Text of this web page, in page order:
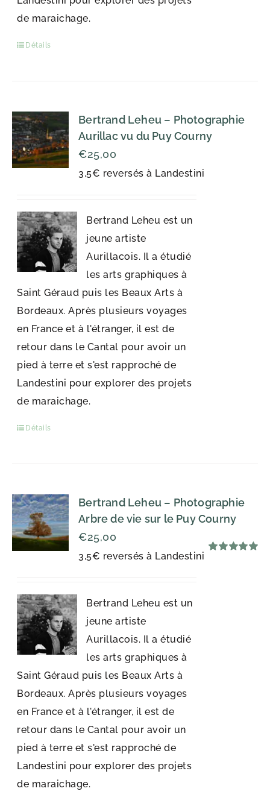
de maraichage.
Détails
Bertrand Leheu – Photographie
Aurillac vu du Puy Courny
3,5€ reversés à Landestini
€25,00
Bertrand Leheu est un
jeune artiste
Aurillacois. Il a étudié
les arts graphiques à
Saint Géraud puis les Beaux Arts à
Bordeaux. Après plusieurs voyages
en France et à l'étranger, il est de
retour dans le Cantal pour avoir un
pied à terre et s'est rapproché de
Landestini pour explorer des projets
de maraichage.
Détails
Bertrand Leheu – Photographie
Arbre de vie sur le Puy Courny
3,5€ reversés à Landestini
€25,00
Bertrand Leheu est un
jeune artiste
Aurillacois. Il a étudié
les arts graphiques à
Saint Géraud puis les Beaux Arts à
Bordeaux. Après plusieurs voyages
en France et à l'étranger, il est de
retour dans le Cantal pour avoir un
pied à terre et s'est rapproché de
Landestini pour explorer des projets
de maraichage.